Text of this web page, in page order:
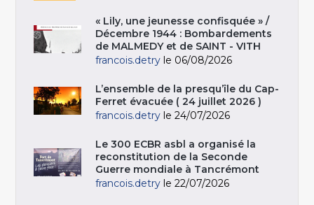
« Lily, une jeunesse confisquée » /
Décembre 1944 : Bombardements
de MALMEDY et de SAINT - VITH
francois.detry le 06/08/2026
L’ensemble de la presqu’île du Cap-
Ferret évacuée ( 24 juillet 2026 )
francois.detry le 24/07/2026
Le 300 ECBR asbl a organisé la
reconstitution de la Seconde
Guerre mondiale à Tancrémont
francois.detry le 22/07/2026